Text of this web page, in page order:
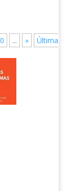
... »
Última